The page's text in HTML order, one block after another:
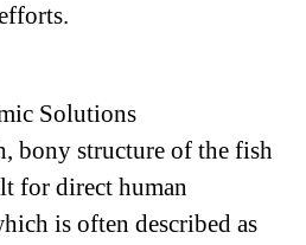
Solutions
bony structure of the fish
for direct human
is often described as